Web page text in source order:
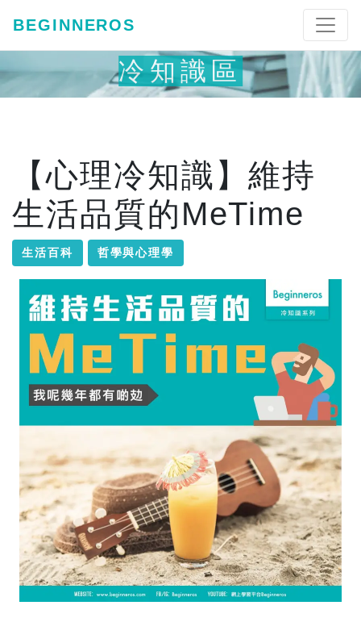
BEGINNEROS
冷知識區
【心理冷知識】維持
生活品質的MeTime
生活百科 哲學與心理學